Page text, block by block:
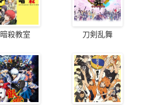
暗殺教室 刀剣乱舞